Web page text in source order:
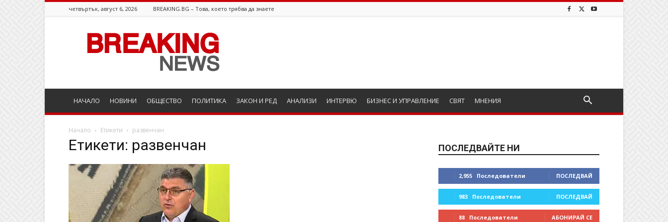
четвъртък, август 6, 2026 BREAKING.BG – Това, което трябва да знаете
Breaking.bg
НАЧАЛО НОВИНИ ОБЩЕСТВО ПОЛИТИКА ЗАКОН И РЕД АНАЛИЗИ ИНТЕРВЮ БИЗНЕС И УПРАВЛЕНИЕ СВЯТ МНЕНИЯ
Начало Етикети развенчан
Етикети: развенчан ПОСЛЕДВАЙТЕ НИ
2,955 Последователи ПОСЛЕДВАЙ
983 Последователи ПОСЛЕДВАЙ
88 Последователи АБОНИРАЙ СЕ